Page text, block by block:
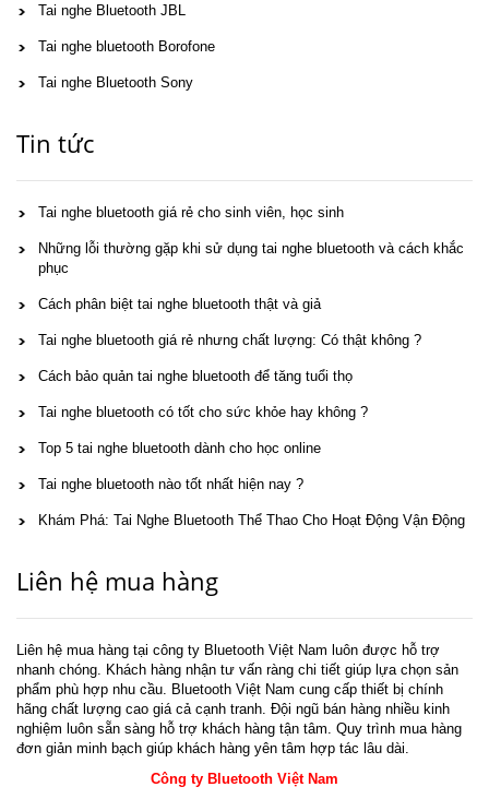
Tai nghe Bluetooth JBL
Tai nghe bluetooth Borofone
Tai nghe Bluetooth Sony
Tin tức
Tai nghe bluetooth giá rẻ cho sinh viên, học sinh
Những lỗi thường gặp khi sử dụng tai nghe bluetooth và cách khắc
phục
Cách phân biệt tai nghe bluetooth thật và giả
Tai nghe bluetooth giá rẻ nhưng chất lượng: Có thật không ?
Cách bảo quản tai nghe bluetooth để tăng tuổi thọ
Tai nghe bluetooth có tốt cho sức khỏe hay không ?
Top 5 tai nghe bluetooth dành cho học online
Tai nghe bluetooth nào tốt nhất hiện nay ?
Khám Phá: Tai Nghe Bluetooth Thể Thao Cho Hoạt Động Vận Động
Liên hệ mua hàng
Liên hệ mua hàng tại công ty Bluetooth Việt Nam luôn được hỗ trợ
nhanh chóng. Khách hàng nhận tư vấn ràng chi tiết giúp lựa chọn sản
phẩm phù hợp nhu cầu. Bluetooth Việt Nam cung cấp thiết bị chính
hãng chất lượng cao giá cả cạnh tranh. Đội ngũ bán hàng nhiều kinh
nghiệm luôn sẵn sàng hỗ trợ khách hàng tận tâm. Quy trình mua hàng
đơn giản minh bạch giúp khách hàng yên tâm hợp tác lâu dài.
Công ty Bluetooth Việt Nam